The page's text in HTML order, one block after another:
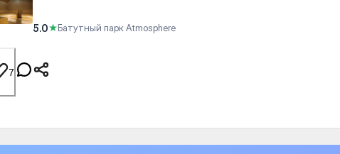
5.0★Батутный парк Atmosphere
7